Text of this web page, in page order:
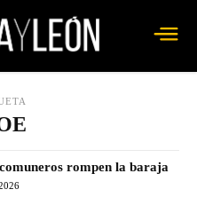
rompen la baraja